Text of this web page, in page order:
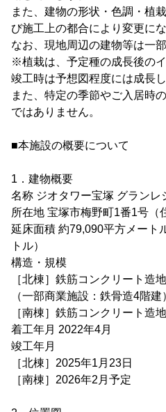
また、建物の形状・色調・植
び施工上の都合により変更に
なお、現地周辺の建物等は一
※植栽は、予定種の成長後の
竣工時は予想図程度には成長
また、特定の季節やご入居時
ではありません。
■本施設の概要について
1．建物概要
名称 ジオタワー宝塚 グランレ
所在地 宝塚市梅野町1番1号（
延床面積 約79,090平方メート
トル）
構造・規模
［北棟］鉄筋コンクリート造
（一部商業施設：鉄骨造4階建
［南棟］鉄筋コンクリート造
着工年月 2022年4月
竣工年月
［北棟］2025年1月23日
［南棟］2026年2月予定